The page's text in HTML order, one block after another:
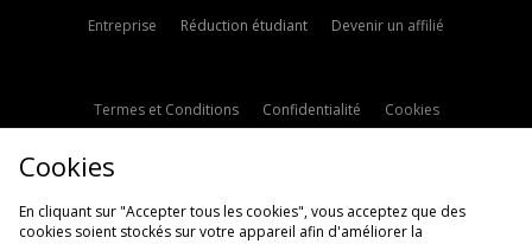
Entreprise
Réduction étudiant Devenir un affilié
Termes et Conditions Confidentialité
Cookies
Politique d'avis en ligne
Cookies
En cliquant sur "Accepter tous les cookies", vous acceptez que des
cookies soient stockés sur votre appareil afin d'améliorer la